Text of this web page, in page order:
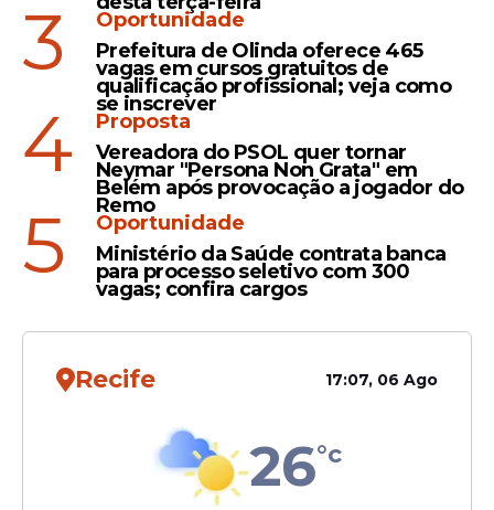
Infecção
Pernambuco confirma
primeira morte por dengue
em 2025; no total são 1.312
casos confirmados
Veja Também
Em 2025, o número de casos descartados é
ainda muito pequeno, já que o período de
investigação é de, no máximo, 90 dias. Em
3
Oportunidade
Prefeitura de Olinda oferece 465
vagas em cursos gratuitos de
qualificação profissional; veja como
se inscrever
4
Proposta
Vereadora do PSOL quer tornar
Neymar "Persona Non Grata" em
Belém após provocação a jogador do
Remo
5
Oportunidade
Ministério da Saúde contrata banca
para processo seletivo com 300
vagas; confira cargos
Recife 17:07, 06 Ago
26°c